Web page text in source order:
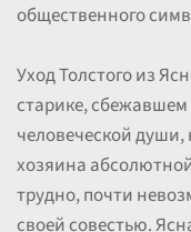
общественного
Уход Толстого из
старике, сбежавшем
человеческой души,
хозяина
трудно, почти
своей совестью.